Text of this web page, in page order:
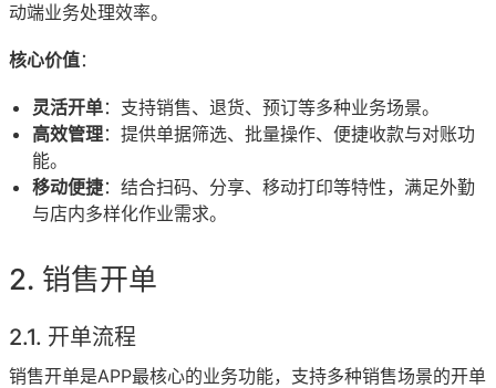
动端业务处理效率。
核心价值：
灵活开单：支持销售、退货、预订等多种业务场景。
高效管理：提供单据筛选、批量操作、便捷收款与对账功
能。
移动便捷：结合扫码、分享、移动打印等特性，满足外勤
与店内多样化作业需求。
销售开单
开单流程
销售开单是APP最核心的业务功能，支持多种销售场景的开单